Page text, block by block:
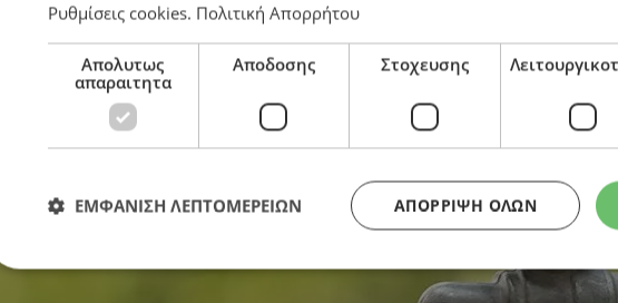
Κάτω Λεύκαρα, Βάβλα και Λάγια λόγω βλάβης
Ρυθμίσεις cookies. Πολιτική Απορρήτου
Απολυτως
απαραιτητα
Αποδοσης Στοχευσης
ΑΠΌΡΡΙΨΗ ΌΛΩΝ
ΕΜΦΑΝΙΣΗ ΛΕΠΤΟΜΕΡΕΙΩΝ